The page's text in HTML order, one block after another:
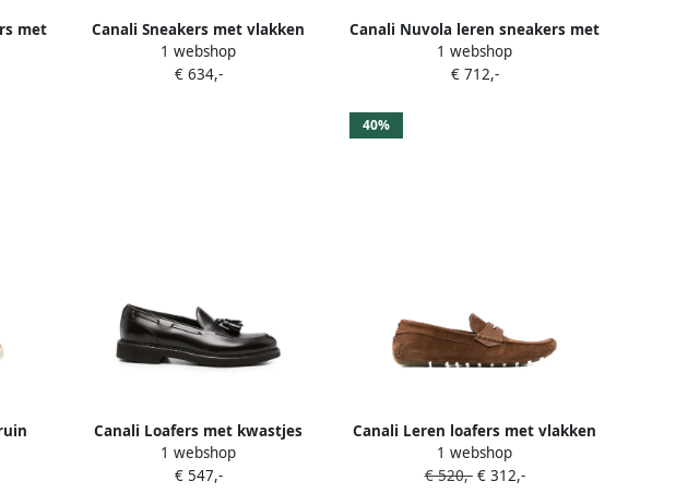
met
Canali Sneakers met vlakken
Grijs
1 webshop
€ 634,-
Canali Nuvola leren sneakers met
vlakken Wit
1 webshop
€ 712,-
Canali Loafers met kwastjes
Bruin
1 webshop
€ 547,-
40%
Canali Leren loafers met vlakken
Bruin
1 webshop
€ 520,-€ 312,-